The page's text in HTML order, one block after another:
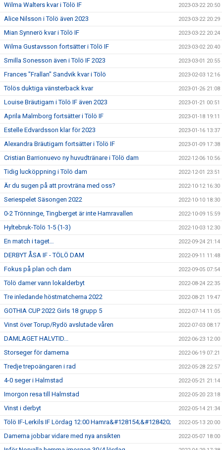
Wilma Walters kvar i Tölö IF 2023-03-22 20:50
Alice Nilsson i Tölö även 2023 2023-03-22 20:29
Mian Synnerö kvar i Tölö IF 2023-03-22 20:24
Wilma Gustavsson fortsätter i Tölö IF 2023-03-02 20:40
Smilla Sonesson även i Tölö IF 2023 2023-03-01 20:55
Frances "Frallan" Sandvik kvar i Tölö 2023-02-03 12:16
Tölös duktiga vänsterback kvar 2023-01-26 21:08
Louise Bräutigam i Tölö IF även 2023 2023-01-21 00:51
Aprila Malmborg fortsätter i Tölö IF 2023-01-18 19:11
Estelle Edvardsson klar för 2023 2023-01-16 13:37
Alexandra Bräutigam fortsätter i Tölö IF 2023-01-09 17:38
Cristian Barrionuevo ny huvudtränare i Tölö dam 2022-12-06 10:56
Tidig lucköppning i Tölö dam 2022-12-01 23:51
Är du sugen på att provträna med oss? 2022-10-12 16:30
Seriespelet Säsongen 2022 2022-10-10 18:30
0-2 Trönninge, Tingberget är inte Hamravallen 2022-10-09 15:59
Hyltebruk-Tölö 1-5 (1-3) 2022-10-03 12:30
En match i taget… 2022-09-24 21:14
DERBYT ÅSA IF - TÖLÖ DAM 2022-09-11 11:48
Fokus på plan och dam 2022-09-05 07:54
Tölö damer vann lokalderbyt 2022-08-24 22:35
Tre inledande höstmatcherna 2022 2022-08-21 19:47
GOTHIA CUP 2022 Girls 18 grupp 5 2022-07-14 11:05
Vinst över Torup/Rydö avslutade våren 2022-07-03 08:17
DAMLAGET HALVTID... 2022-06-23 12:00
Storseger för damerna 2022-06-19 07:21
Tredje trepoängaren i rad 2022-05-28 22:57
4-0 seger i Halmstad 2022-05-21 21:14
Imorgon resa till Halmstad 2022-05-20 23:18
Vinst i derbyt 2022-05-14 21:34
Tölö IF-Lerkils IF Lördag 12:00 Hamra&#128154;&#128420; 2022-05-13 20:00
Damerna jobbar vidare med nya ansikten 2022-05-07 18:00